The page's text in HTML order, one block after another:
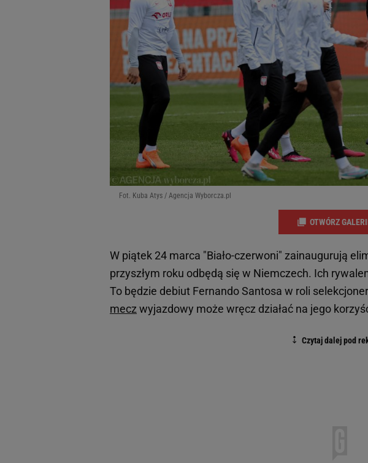
Fot. Kuba Atys / Agencja Wyborcza.pl
OTWÓRZ
W piątek 24 marca "Biało-czerwoni" zainaugurują
przyszłym roku odbędą się w Niemczech. Ich
To będzie debiut Fernando Santosa w roli
mecz wyjazdowy może wręcz działać na jego